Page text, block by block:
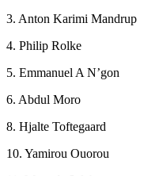
3. Anton Karimi Mandrup
4. Philip Rolke
5. Emmanuel A N’gon
6. Abdul Moro
8. Hjalte Toftegaard
10. Yamirou Ouorou